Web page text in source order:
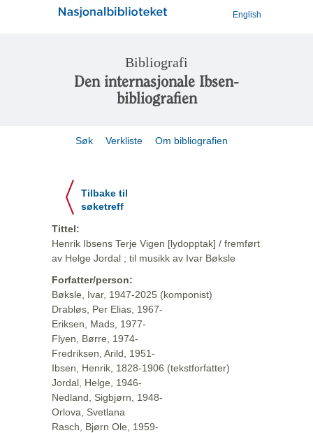
English
Bibliografi
Den internasjonale Ibsen-
bibliografien
Søk Verkliste Om bibliografien
Tilbake til
søketreff
Tittel:
Henrik Ibsens Terje Vigen [lydopptak] / fremført
av Helge Jordal ; til musikk av Ivar Bøksle
Forfatter/person:
Bøksle, Ivar, 1947-2025 (komponist)
Drabløs, Per Elias, 1967-
Eriksen, Mads, 1977-
Flyen, Børre, 1974-
Fredriksen, Arild, 1951-
Ibsen, Henrik, 1828-1906 (tekstforfatter)
Jordal, Helge, 1946-
Nedland, Sigbjørn, 1948-
Orlova, Svetlana
Rasch, Bjørn Ole, 1959-